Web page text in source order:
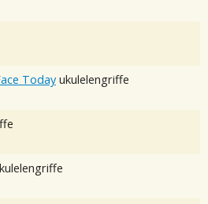
Today ukulelengriffe